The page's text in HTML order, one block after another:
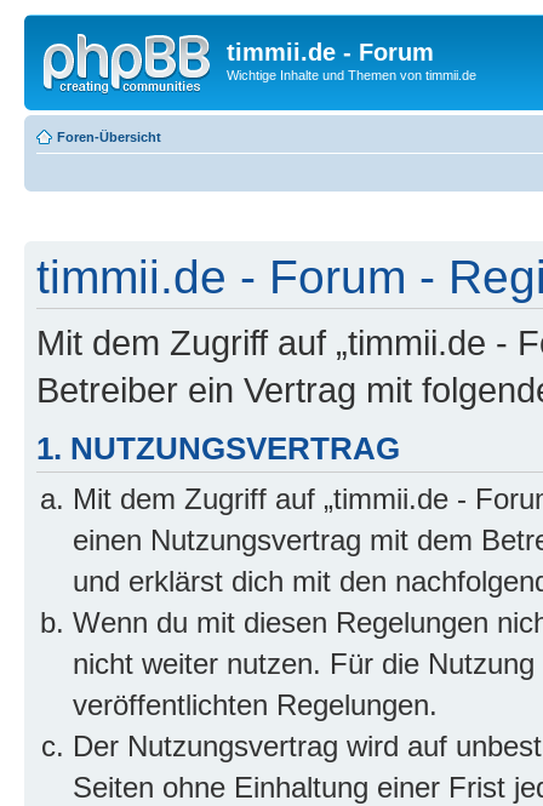
timmii.de - Forum
Wichtige Inhalte und Themen von timmii.de
Foren-Übersicht
timmii.de - Forum -
Mit dem Zugriff auf „timmii.de -
Betreiber ein Vertrag mit
1. NUTZUNGSVERTRAG
Mit dem Zugriff auf „timmii.de -
einen Nutzungsvertrag mit dem
und erklärst dich mit den
Wenn du mit diesen Regelungen
nicht weiter nutzen. Für die
veröffentlichten Regelungen.
Der Nutzungsvertrag wird auf
Seiten ohne Einhaltung einer Frist